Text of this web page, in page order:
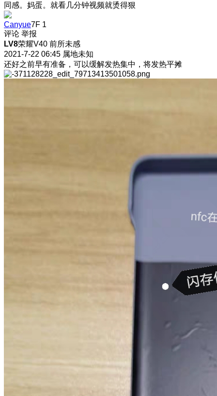
同感。妈蛋。就看几分钟视频就烫得狠
Canyue7F 1
评论 举报
LV8荣耀V40 前所未感
2021-7-22 06:45 属地未知
还好之前早有准备，可以缓解发热集中，将发热平摊